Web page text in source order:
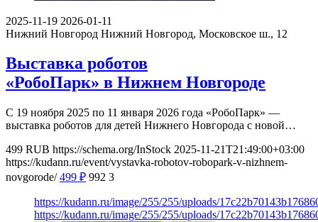
2025-11-19 2026-01-11
Нижний Новгород Нижний Новгород, Московское ш., 12
Выставка роботов
«РобоПарк» в Нижнем Новгороде
С 19 ноября 2025 по 11 января 2026 года «РобоПарк» —
выставка роботов для детей Нижнего Новгорода с новой…
499 RUB https://schema.org/InStock 2025-11-21T21:49:00+03:00
https://kudann.ru/event/vystavka-robotov-robopark-v-nizhnem-
novgorode/ 499 ₽ 992 3
https://kudann.ru/image/255/255/uploads/
https://kudann.ru/image/255/255/uploads/